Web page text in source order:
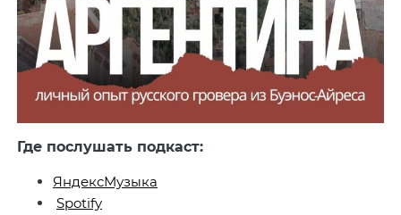
Где послушать подкаст:
ЯндексМузыка
Spotify